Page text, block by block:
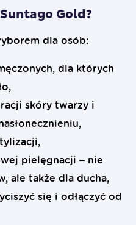
Gold?
dla osób:
dla których
skóry twarzy i
pielęgnacji – nie
ale także dla ducha,
się i odłączyć od